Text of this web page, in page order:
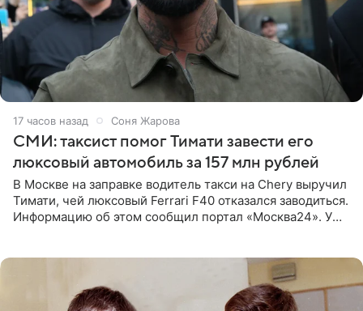
17 часов назад Соня Жарова
СМИ: таксист помог Тимати завести его
люксовый автомобиль за 157 млн рублей
В Москве на заправке водитель такси на Chery выручил
Тимати, чей люксовый Ferrari F40 отказался заводиться.
Информацию об этом сообщил портал «Москва24». У